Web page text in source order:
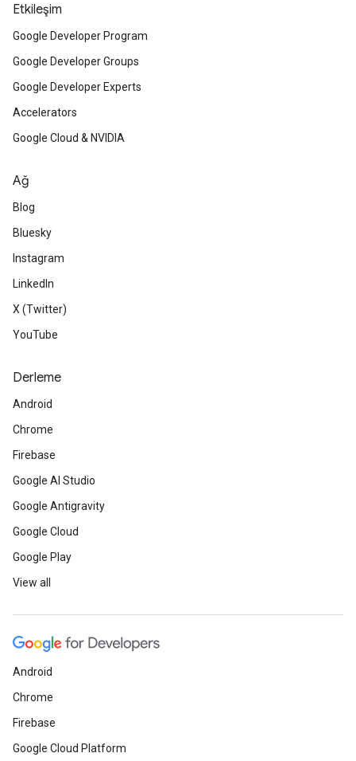
Etkileşim
Google Developer Program
Google Developer Groups
Google Developer Experts
Accelerators
Google Cloud & NVIDIA
Ağ
Blog
Bluesky
Instagram
LinkedIn
X (Twitter)
YouTube
Derleme
Android
Chrome
Firebase
Google AI Studio
Google Antigravity
Google Cloud
Google Play
View all
Android
Chrome
Firebase
Google Cloud Platform